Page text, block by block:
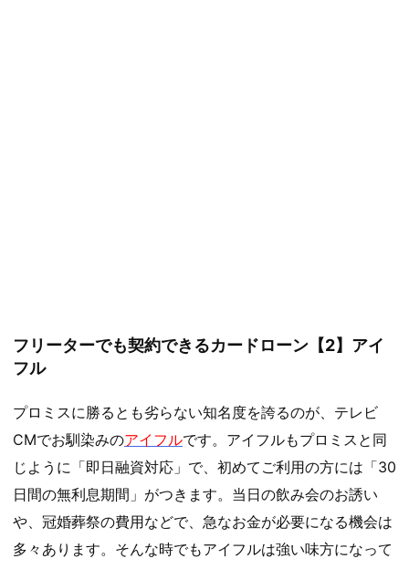
フリーターでも契約できるカードローン【2】アイ
フル
プロミスに勝るとも劣らない知名度を誇るのが、テレビ
CMでお馴染みのアイフルです。アイフルもプロミスと同
じように「即日融資対応」で、初めてご利用の方には「30
日間の無利息期間」がつきます。当日の飲み会のお誘い
や、冠婚葬祭の費用などで、急なお金が必要になる機会は
多々あります。そんな時でもアイフルは強い味方になって